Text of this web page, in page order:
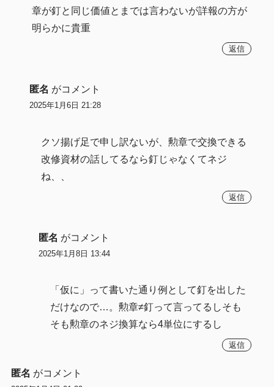
章が釘と同じ価値とまでは言わないが詳報の方が
明らかに貴重
返信
匿名 がコメント
2025年1月6日 21:28
クソ揚げ足で申し訳ないが、勲章で交換できる
改修資材の話してるなら釘じゃなくてネジ
ね、、
返信
匿名 がコメント
2025年1月8日 13:44
「仮に」って書いた通り例として釘を出した
だけなので…。勲章≠釘って言ってるしそも
そも勲章のネジ換算なら4単位にするし
返信
匿名 がコメント